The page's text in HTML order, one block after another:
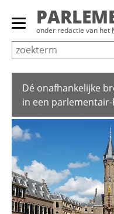
inhoud
Primair
menu
tonen/verbergen
onder redactie van het
Dé onafhankelijke
in een